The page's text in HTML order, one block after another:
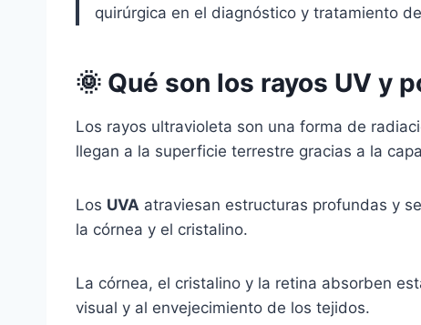
quirúrgica en el diagnóstico y tratamiento
🌞 Qué son los rayos UV y
Los rayos ultravioleta son una forma de
llegan a la superficie terrestre gracias a la
Los UVA atraviesan estructuras profundas y
la córnea y el cristalino.
La córnea, el cristalino y la retina absorben
visual y al envejecimiento de los tejidos.